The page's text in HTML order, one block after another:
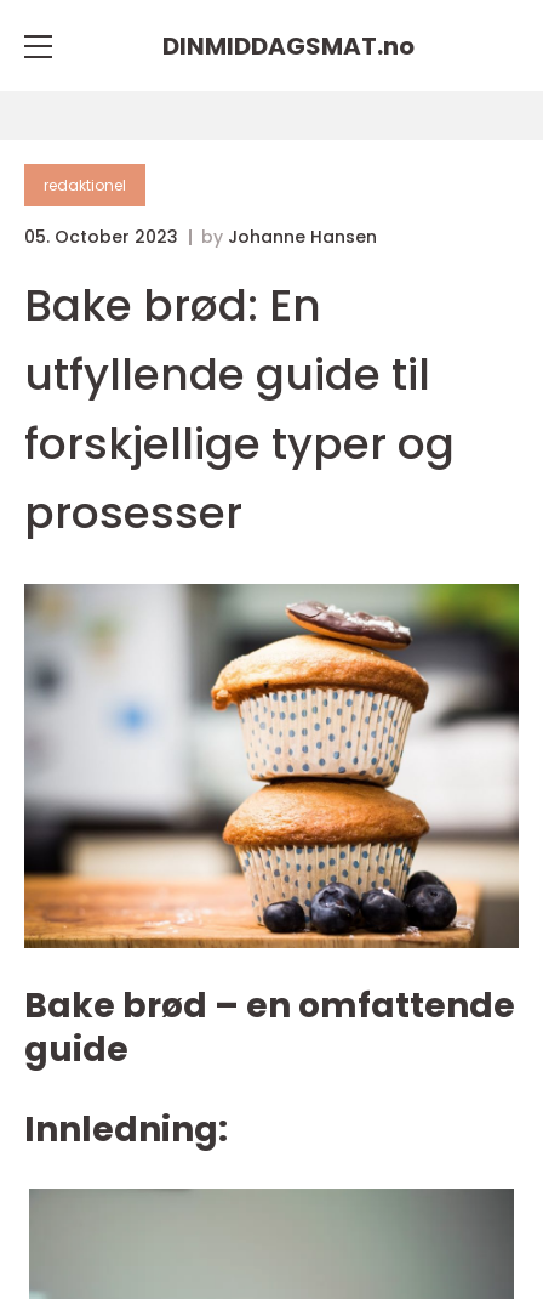
DINMIDDAGSMAT.no
redaktionel
05. October 2023 by Johanne Hansen
Bake brød: En
utfyllende guide til
forskjellige typer og
prosesser
Bake brød – en omfattende
guide
Innledning: